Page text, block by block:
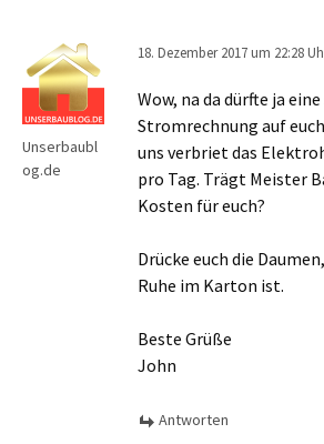
Unserbaubl
og.de
18. Dezember 2017 um 22:28
Wow, na da dürfte ja
Stromrechnung auf
uns verbriet das
pro Tag. Trägt Meister
Kosten für euch?
Drücke euch die
Ruhe im Karton ist.
Beste Grüße
John
Antworten